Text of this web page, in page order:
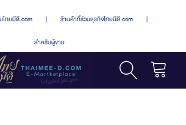
ไทยมีดี.com | ร้านค้าที่ร่วมธุรกิจไทยมีดี.com |
สำหรับผู้ขาย